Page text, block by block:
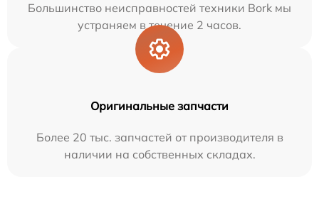
Большинство неисправностей техники Bork мы
устраняем в течение 2 часов.
Оригинальные запчасти
Более 20 тыс. запчастей от производителя в
наличии на собственных складах.